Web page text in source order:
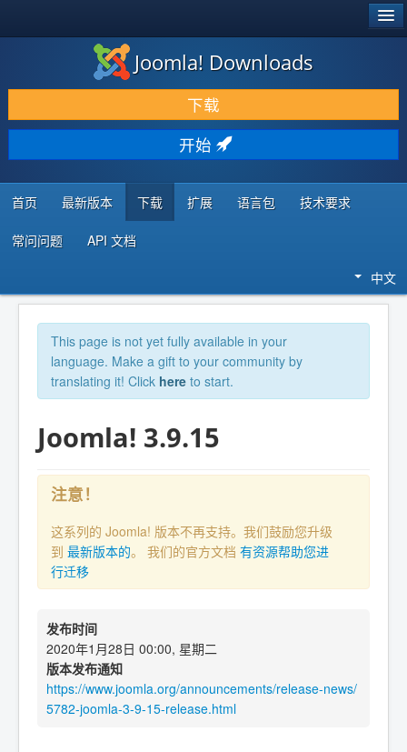
下载 & 扩展
发现 & 学习
社区 & 支持
开发者资源
Joomla! Downloads
下载
开始
首页 最新版本 下载 扩展 语言包 技术要求
常问问题 API 文档
中文
This page is not yet fully available in your
language. Make a gift to your community by
translating it! Click here to start.
Joomla! 3.9.15
注意！
这系列的 Joomla! 版本不再支持。我们鼓励您升级
到 最新版本的。 我们的官方文档 有资源帮助您进
行迁移
发布时间
2020年1月28日 00:00, 星期二
版本发布通知
https://www.joomla.org/announcements/release-news/
5782-joomla-3-9-15-release.html